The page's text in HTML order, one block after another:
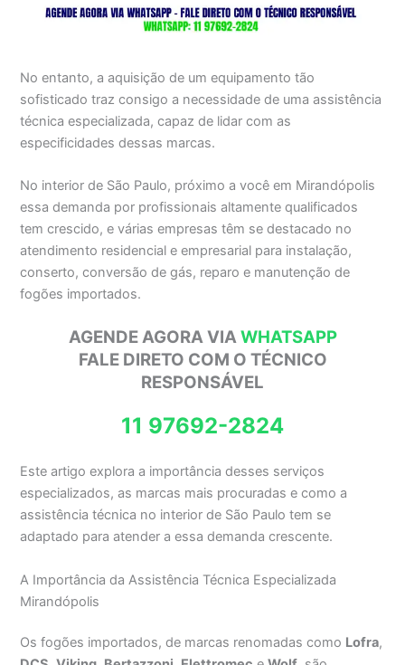
No entanto, a aquisição de um equipamento tão
sofisticado traz consigo a necessidade de uma assistência
técnica especializada, capaz de lidar com as
especificidades dessas marcas.
No interior de São Paulo, próximo a você em Mirandópolis
essa demanda por profissionais altamente qualificados
tem crescido, e várias empresas têm se destacado no
atendimento residencial e empresarial para instalação,
conserto, conversão de gás, reparo e manutenção de
fogões importados.
AGENDE AGORA VIA WHATSAPP
FALE DIRETO COM O TÉCNICO
RESPONSÁVEL
11 97692-2824
Este artigo explora a importância desses serviços
especializados, as marcas mais procuradas e como a
assistência técnica no interior de São Paulo tem se
adaptado para atender a essa demanda crescente.
A Importância da Assistência Técnica Especializada
Mirandópolis
Os fogões importados, de marcas renomadas como Lofra,